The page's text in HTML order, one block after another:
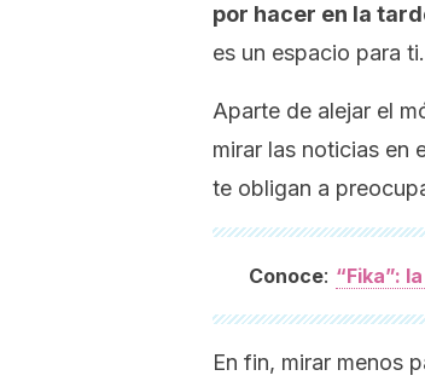
por hacer en la
es un espacio para ti.
Aparte de alejar el
mirar las noticias en
te obligan a
Conoce: “Fika”:
En fin, mirar menos